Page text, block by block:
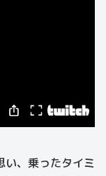
い、乗ったタイミ